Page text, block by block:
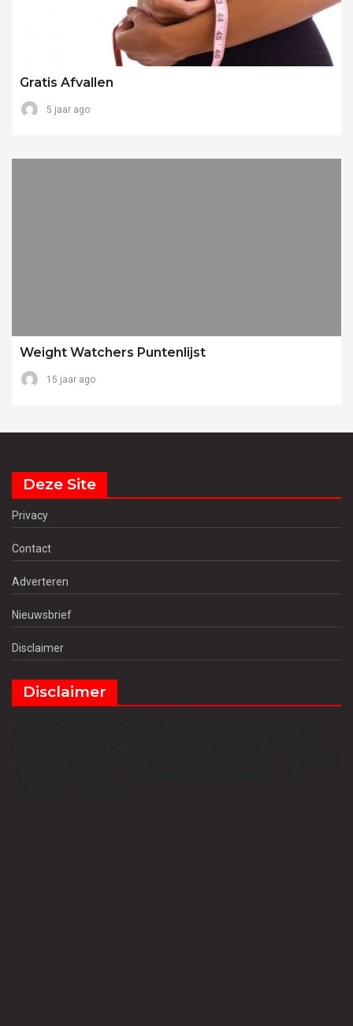
Gratis Afvallen
5 jaar ago
Weight Watchers Puntenlijst
15 jaar ago
Deze Site
Privacy
Contact
Adverteren
Nieuwsbrief
Disclaimer
Disclaimer